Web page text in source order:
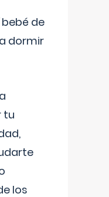
de
dormir
tu
los